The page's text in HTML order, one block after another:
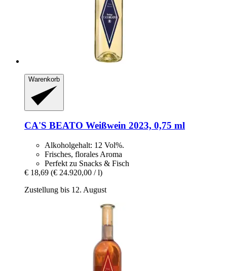
Warenkorb
CA'S BEATO Weißwein 2023, 0,75 ml
Alkoholgehalt: 12 Vol%.
Frisches, florales Aroma
Perfekt zu Snacks & Fisch
€ 18,69 (€ 24.920,00 / l)
Zustellung bis 12. August